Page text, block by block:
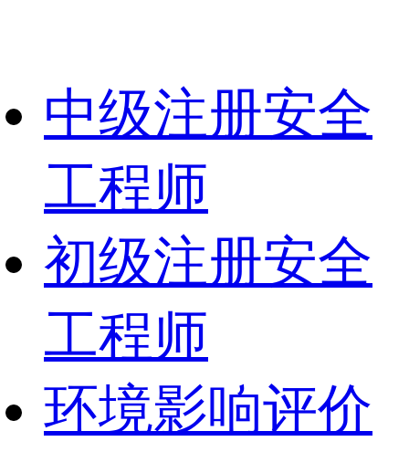
中级注册安全
工程师
初级注册安全
工程师
环境影响评价